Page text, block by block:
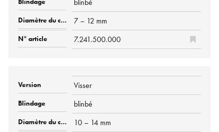
blinbé
7 – 12 mm
7.241.500.000
Visser
blinbé
10 – 14 mm